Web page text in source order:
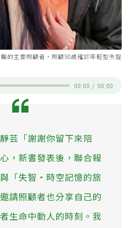
的主要照顧者，照顧58歲確診年輕型失智
00:00 / 00:00
芸「謝謝你留下來陪
，新書發表後，聯合報
「失智・時空記憶的旅
請照顧者也分享自己的
生命中動人的時刻。我